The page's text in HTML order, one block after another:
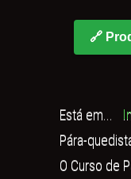
🔗
Está em...
Pára-
O Curso de